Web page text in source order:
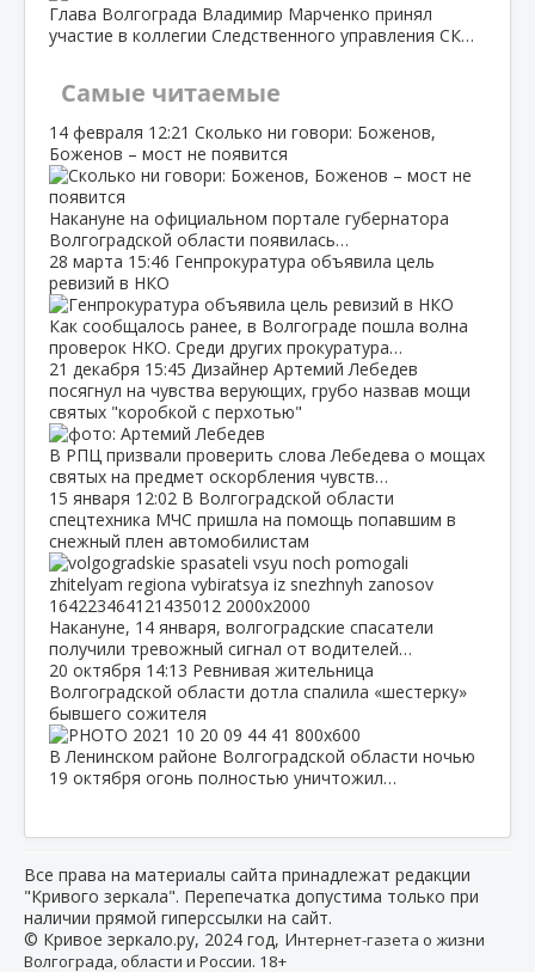
Глава Волгограда Владимир Марченко принял
участие в коллегии Следственного управления СК…
Самые читаемые
14 февраля 12:21 Сколько ни говори: Боженов,
Боженов – мост не появится
Накануне на официальном портале губернатора
Волгоградской области появилась…
28 марта 15:46 Генпрокуратура объявила цель
ревизий в НКО
Как сообщалось ранее, в Волгограде пошла волна
проверок НКО. Среди других прокуратура…
21 декабря 15:45 Дизайнер Артемий Лебедев
посягнул на чувства верующих, грубо назвав мощи
святых "коробкой с перхотью"
В РПЦ призвали проверить слова Лебедева о мощах
святых на предмет оскорбления чувств…
15 января 12:02 В Волгоградской области
спецтехника МЧС пришла на помощь попавшим в
снежный плен автомобилистам
Накануне, 14 января, волгоградские спасатели
получили тревожный сигнал от водителей…
20 октября 14:13 Ревнивая жительница
Волгоградской области дотла спалила «шестерку»
бывшего сожителя
В Ленинском районе Волгоградской области ночью
19 октября огонь полностью уничтожил…
Все права на материалы сайта принадлежат редакции
"Кривого зеркала". Перепечатка допустима только при
наличии прямой гиперссылки на сайт.
© Кривое зеркало.ру, 2024 год, Интернет-газета о жизни
Волгограда, области и России. 18+